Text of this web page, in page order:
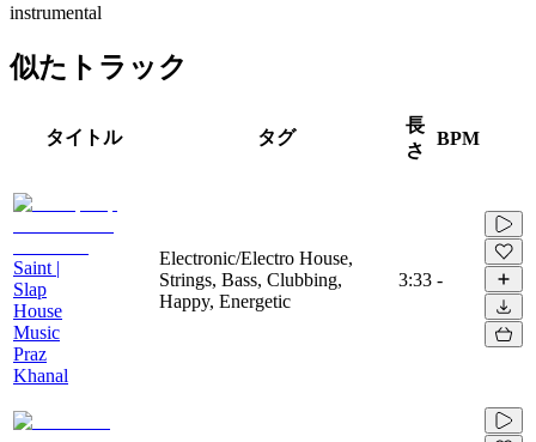
instrumental
似たトラック
タイトル タグ
長
さ
BPM
Saint |
Slap
House
Music
Praz
Khanal
Electronic/Electro House,
Strings, Bass, Clubbing,
Happy, Energetic
3:33 -